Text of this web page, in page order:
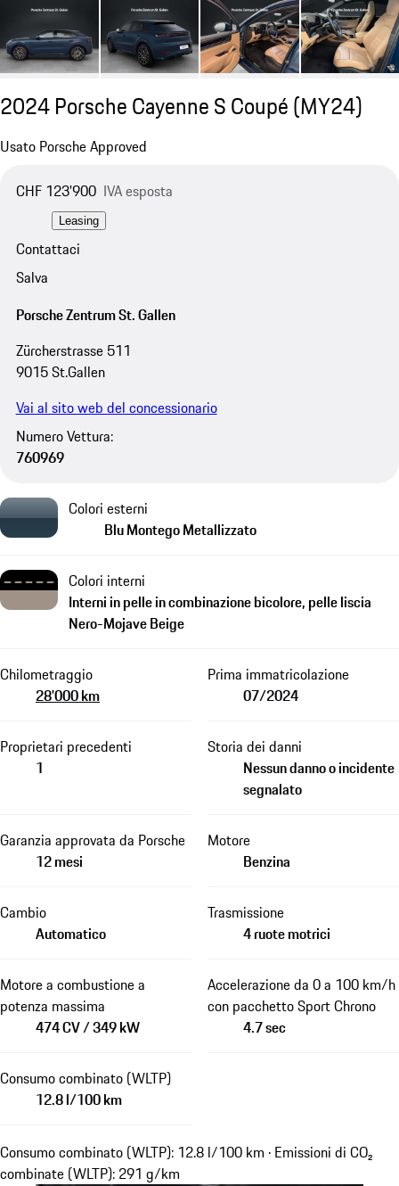
2024 Porsche Cayenne S Coupé (MY24)
Usato Porsche Approved
CHF 123'900 IVA esposta
Leasing
Contattaci
Salva
Porsche Zentrum St. Gallen
Zürcherstrasse 511
9015 St.Gallen
Vai al sito web del concessionario
Numero Vettura:
760969
Colori esterni
Blu Montego Metallizzato
Colori interni
Interni in pelle in combinazione bicolore, pelle liscia
Nero-Mojave Beige
Chilometraggio
28'000 km
Prima immatricolazione
07/2024
Proprietari precedenti
1
Storia dei danni
Nessun danno o incidente
segnalato
Garanzia approvata da Porsche
12 mesi
Motore
Benzina
Cambio
Automatico
Trasmissione
4 ruote motrici
Motore a combustione a
potenza massima
474 CV / 349 kW
Accelerazione da 0 a 100 km/h
con pacchetto Sport Chrono
4.7 sec
Consumo combinato (WLTP)
12.8 l/100 km
Consumo combinato (WLTP): 12.8 l/100 km · Emissioni di CO₂
combinate (WLTP): 291 g/km